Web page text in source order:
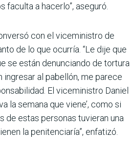
faculta a hacerlo”, aseguró.
con el viceministro de
de lo que ocurría. “Le dije que
se están denunciando de tortura
ingresar al pabellón, me parece
El viceministro Daniel
la semana que viene’, como si
de estas personas tuvieran una
la penitenciaría”, enfatizó.